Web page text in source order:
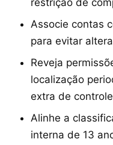
restrição de
Associe contas
para evitar
Reveja
localização
extra de
Alinhe a
interna de 13